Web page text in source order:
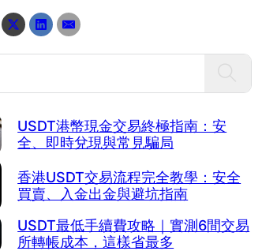
USDT港幣現金交易終極指南：安
全、即時兌現與常見騙局
香港USDT交易流程完全教學：安全
買賣、入金出金與避坑指南
USDT最低手續費攻略｜實測6間交易
所轉帳成本，這樣省最多